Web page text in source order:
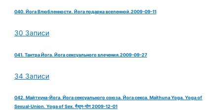
040. Йога Влюбленности. Йога подарка вселенной.2009-09-11
30 Записи
041. Тантра Йога. Йога сексуального влечения.2009-09-27
34 Записи
042. Майтхуна-Йога. Йога сексуального союза. Йога секса. Maithuna Yoga. Yoga of
Sexual-Union. Yoga of Sex. मैथुन-योग 2009-12-01